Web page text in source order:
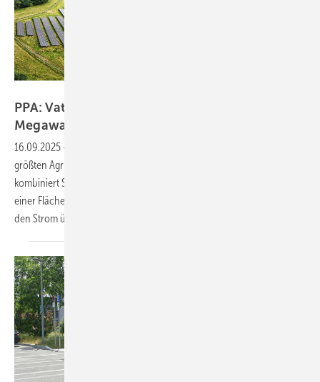
PPA: Vattenfall eröffnet Agri-PV-Park mit 76
Megawatt
16.09.2025 -
größten Agri-PV-Park Deutschlands in Betrieb genommen. Das Projekt
kombiniert Solarstromerzeugung mit Ackerbau und Tierhaltung auf
einer Fläche von rund 130 Fußballfeldern. Die Telekom sichert sich
den Strom über einen direkten